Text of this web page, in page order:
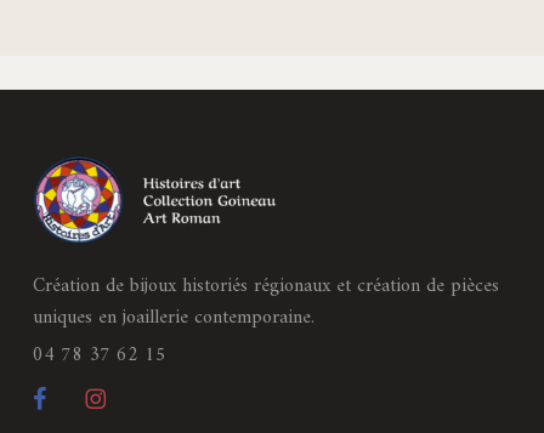
Création de bijoux historiés régionaux et création de pièces
uniques en joaillerie contemporaine.
04 78 37 62 15